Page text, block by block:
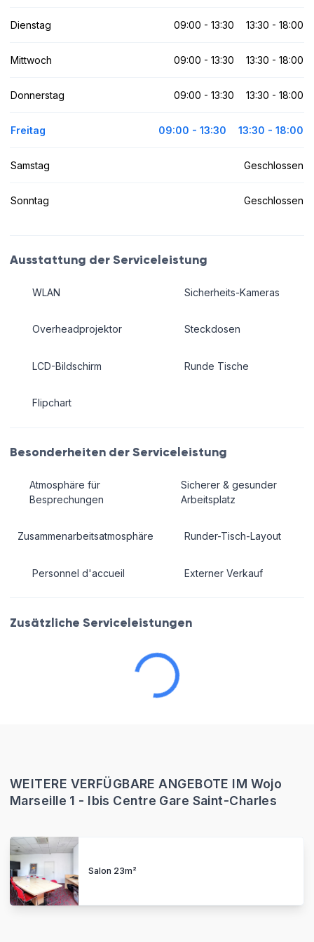
Dienstag 09:00 - 13:30 13:30 - 18:00
Mittwoch 09:00 - 13:30 13:30 - 18:00
Donnerstag 09:00 - 13:30 13:30 - 18:00
Freitag 09:00 - 13:30 13:30 - 18:00
Samstag Geschlossen
Sonntag Geschlossen
Ausstattung der Serviceleistung
WLAN
Overheadprojektor
LCD-Bildschirm
Flipchart
Sicherheits-Kameras
Steckdosen
Runde Tische
Besonderheiten der Serviceleistung
Atmosphäre für
Besprechungen
Zusammenarbeitsatmosphäre
Personnel d'accueil
Sicherer & gesunder
Arbeitsplatz
Runder-Tisch-Layout
Externer Verkauf
Zusätzliche Serviceleistungen
WEITERE VERFÜGBARE ANGEBOTE IM Wojo
Marseille 1 - Ibis Centre Gare Saint-Charles
Salon 23m²